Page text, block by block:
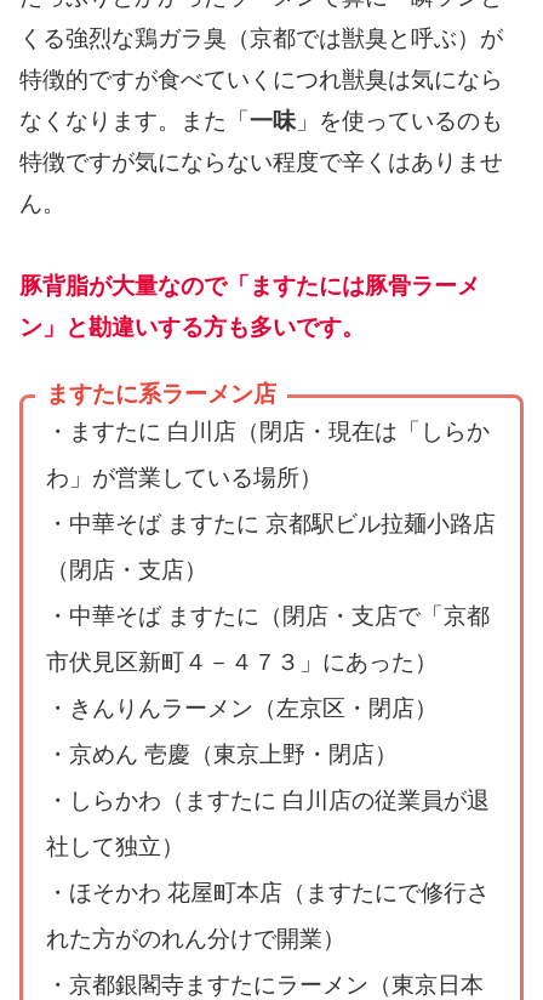
くる強烈な鶏ガラ臭（京都では獣臭と呼ぶ）が
特徴的ですが食べていくにつれ獣臭は気になら
なくなります。また「一味 」を使っているのも
特徴ですが気にならない程度で辛くはありませ
ん。
豚背脂が大量なので「ますたには豚骨ラーメ
ン」と勘違いする方も多いです。
ますたに系ラーメン店
・ますたに 白川店（閉店・現在は「しらか
わ」が営業している場所）
・中華そば ますたに 京都駅ビル拉麺小路店
（閉店・支店）
・中華そば ますたに（閉店・支店で「京都
市伏見区新町４－４７３」にあった）
・きんりんラーメン（左京区・閉店）
・京めん 壱慶（東京上野・閉店）
・しらかわ（ますたに 白川店の従業員が退
社して独立）
・ほそかわ 花屋町本店（ますたにで修行さ
れた方がのれん分けで開業）
・京都銀閣寺ますたにラーメン（東京日本